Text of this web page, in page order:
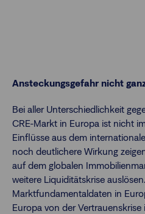
Ansteckungsgefahr nicht
Bei aller Unterschiedlichkeit
CRE-Markt in Europa ist nicht
Einflüsse aus dem
noch deutlichere Wirkung
auf dem globalen
weitere Liquiditätskrise
Marktfundamentaldaten in
Europa von der